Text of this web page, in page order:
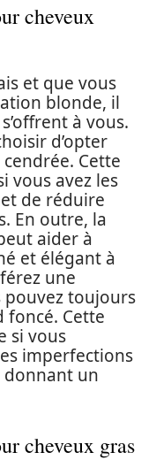
cheveux
et que vous
blonde, il
à vous.
d’opter
Cette
vous avez les
de réduire
En outre, la
aider à
et élégant à
une
toujours
Cette
si vous
imperfections
donnant un
cheveux gras